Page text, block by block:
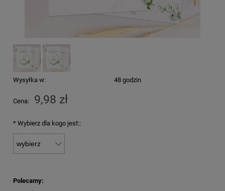
Wysyłka w: 48 godzin
Cena: 9,98 zł
* Wybierz dla kogo jest::
Polecamy: